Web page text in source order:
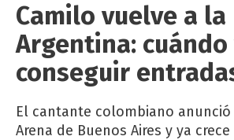
Camilo vuelve a la
Argentina: cuándo
conseguir
El cantante colombiano
Arena de Buenos Aires y ya